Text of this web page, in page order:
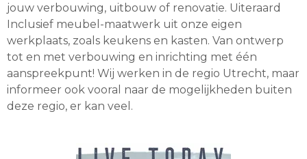
jouw verbouwing, uitbouw of renovatie. Uiteraard
Inclusief meubel-maatwerk uit onze eigen
werkplaats, zoals keukens en kasten. Van ontwerp
tot en met verbouwing en inrichting met één
aanspreekpunt! Wij werken in de regio Utrecht, maar
informeer ook vooral naar de mogelijkheden buiten
deze regio, er kan veel.